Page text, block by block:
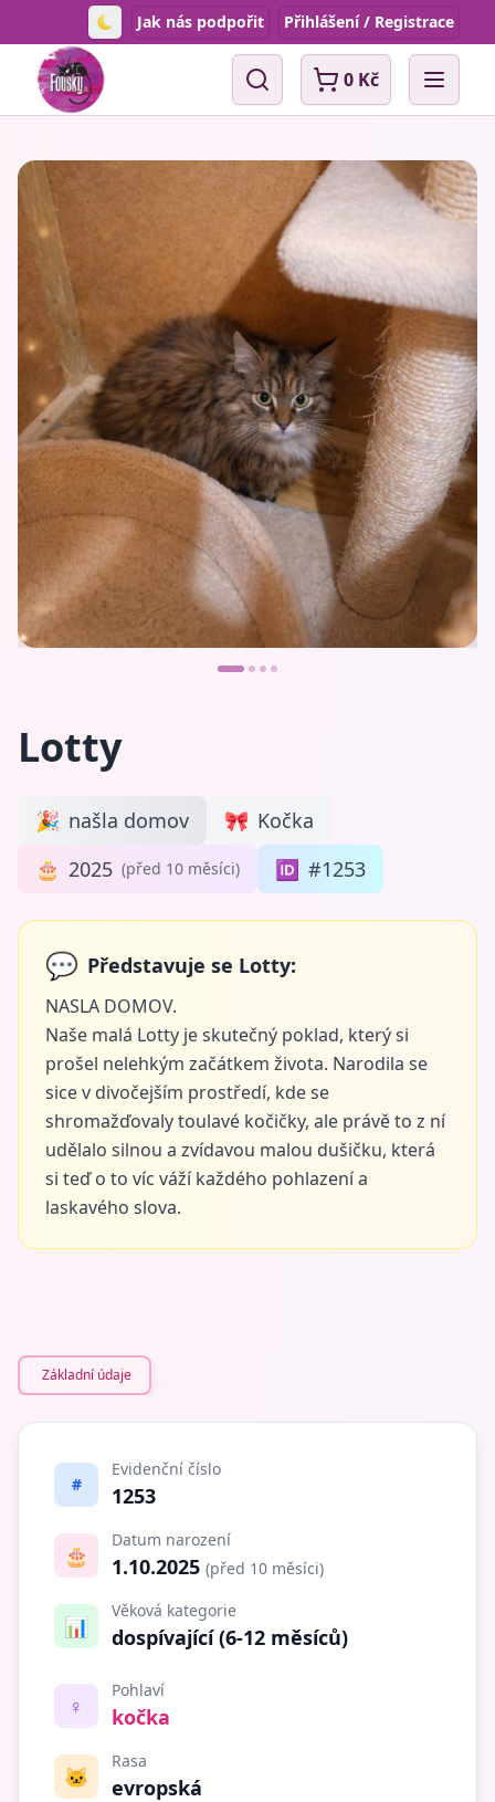
Toggle theme
Jak nás podpořit Přihlášení / Registrace
Vyhledávání0 Kč Open
Lotty
🎉 našla domov 🎀 Kočka
🎂 2025 (před 10 měsíci) 🆔 #1253
💬 Představuje se Lotty:
NASLA DOMOV.
Naše malá Lotty je skutečný poklad, který si
prošel nelehkým začátkem života. Narodila se
sice v divočejším prostředí, kde se
shromažďovaly toulavé kočičky, ale právě to z ní
udělalo silnou a zvídavou malou dušičku, která
si teď o to víc váží každého pohlazení a
laskavého slova.
Základní údaje
#
Evidenční číslo
1253
🎂
Datum narození
1.10.2025 (před 10 měsíci)
📊
Věková kategorie
dospívající (6-12 měsíců)
♀️
Pohlaví
kočka
🐱
Rasa
evropská